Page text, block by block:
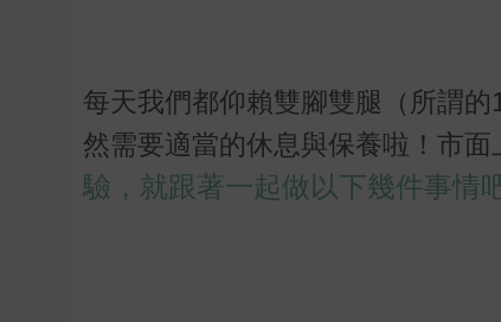
每天我們都仰賴雙腳雙腿（所謂
然需要適當的休息與保養啦！市面
驗，就跟著一起做以下幾件事情